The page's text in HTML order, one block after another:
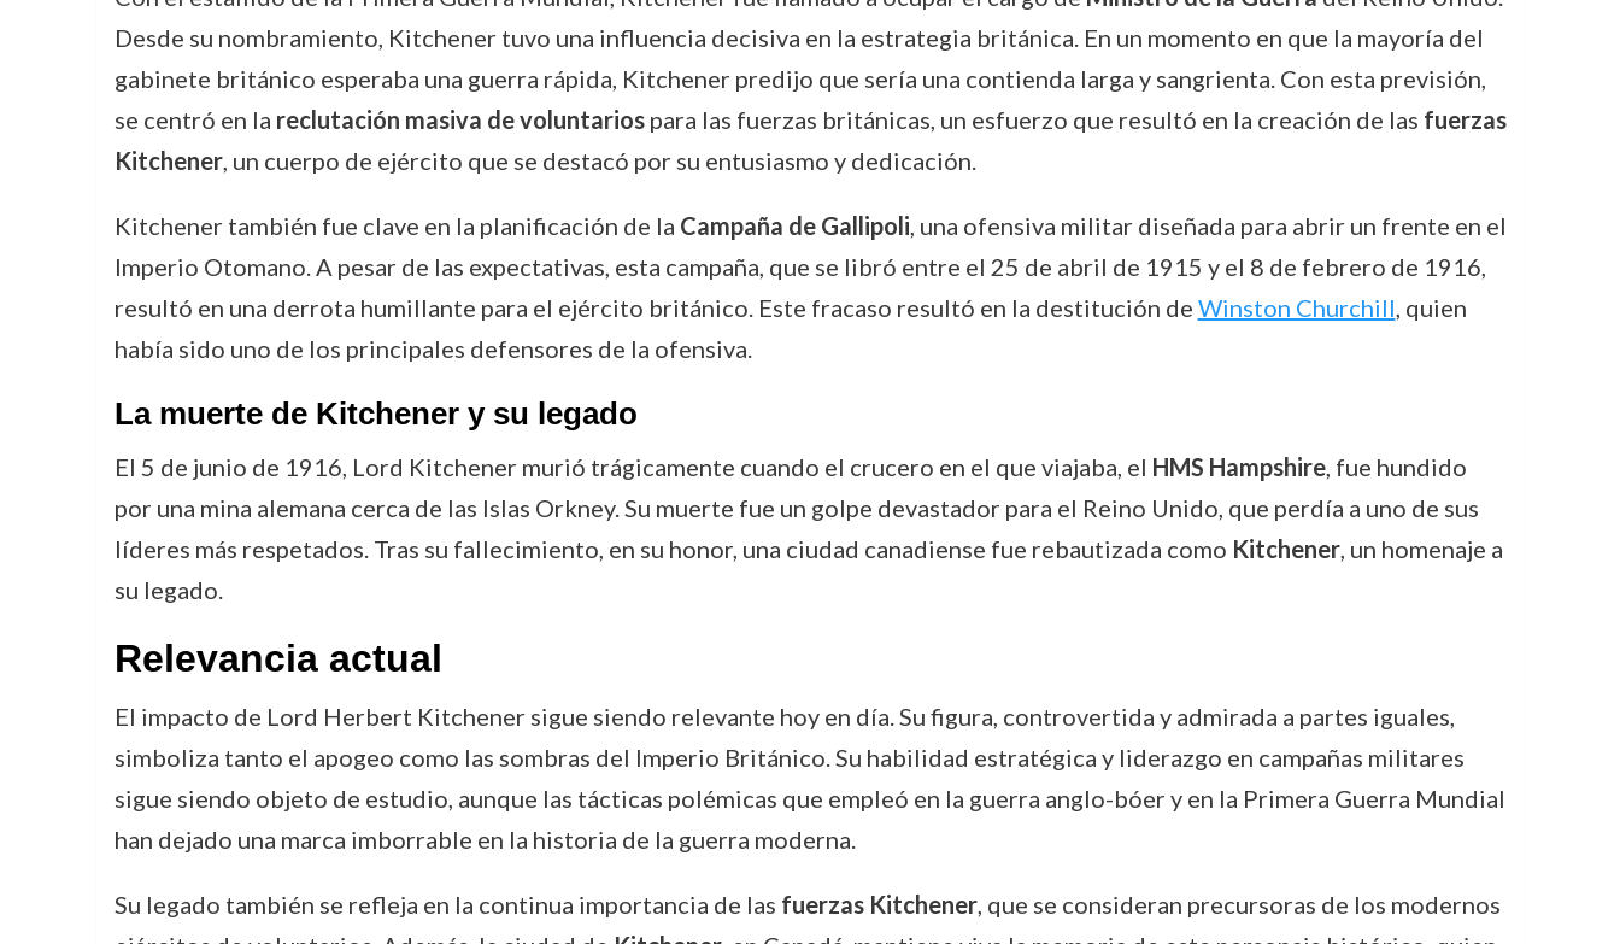
Desde su nombramiento, Kitchener tuvo una influencia decisiva en la estrategia británica. En un momento en que la mayoría del
gabinete británico esperaba una guerra rápida, Kitchener predijo que sería una contienda larga y sangrienta. Con esta previsión,
se centró en la reclutación masiva de voluntariospara las fuerzas británicas, un esfuerzo que resultó en la creación de las fuerzas
Kitchener, un cuerpo de ejército que se destacó por su entusiasmo y dedicación.
Kitchener también fue clave en la planificación de la Campaña de Gallipoli, una ofensiva militar diseñada para abrir un frente en el
Imperio Otomano. A pesar de las expectativas, esta campaña, que se libró entre el 25 de abril de 1915 y el 8 de febrero de 1916,
resultó en una derrota humillante para el ejército británico. Este fracaso resultó en la destitución de Winston Churchill, quien
había sido uno de los principales defensores de la ofensiva.
La muerte de Kitchener y su legado
El 5 de junio de 1916, Lord Kitchener murió trágicamente cuando el crucero en el que viajaba, el HMS Hampshire, fue hundido
por una mina alemana cerca de las Islas Orkney. Su muerte fue un golpe devastador para el Reino Unido, que perdía a uno de sus
líderes más respetados. Tras su fallecimiento, en su honor, una ciudad canadiense fue rebautizada como Kitchener, un homenaje a
su legado.
Relevancia actual
El impacto de Lord Herbert Kitchener sigue siendo relevante hoy en día. Su figura, controvertida y admirada a partes iguales,
simboliza tanto el apogeo como las sombras del Imperio Británico. Su habilidad estratégica y liderazgo en campañas militares
sigue siendo objeto de estudio, aunque las tácticas polémicas que empleó en la guerra anglo-bóer y en la Primera Guerra Mundial
han dejado una marca imborrable en la historia de la guerra moderna.
Su legado también se refleja en la continua importancia de las fuerzas Kitchener, que se consideran precursoras de los modernos